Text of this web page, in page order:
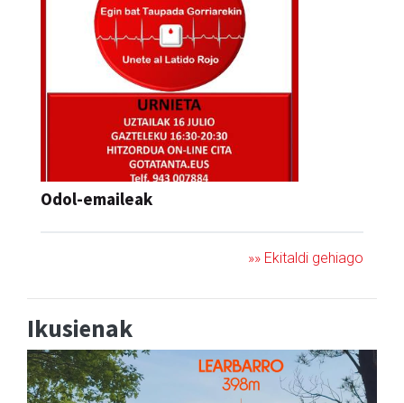
Odol-emaileak
»» Ekitaldi gehiago
Ikusienak